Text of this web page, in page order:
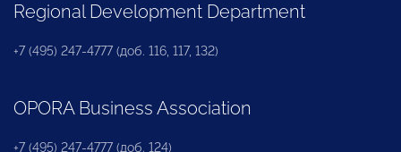
Regional Development Department
+7 (495) 247-4777 (доб. 116, 117, 132)
OPORA Business Association
+7 (495) 247-4777 (доб. 124)